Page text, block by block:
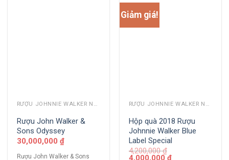
RƯỢU JOHNNIE WALKER NĂM CŨ
Rượu John Walker &
Sons Odyssey
30,000,000 ₫
Rượu John Walker & Sons
Giảm giá!
RƯỢU JOHNNIE WALKER NĂM CŨ
Hộp quà 2018 Rượu
Johnnie Walker Blue
Label Special
4,200,000₫